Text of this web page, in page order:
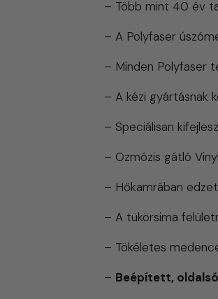
– Több mint 40 év
–A Polyfaser
– Minden Polyfaser
– A kézi gyártásnak
– Speciálisan
– Ozmózis gátló
– Hőkamrában
– A tükörsima
– Tökéletes
– Beépített,